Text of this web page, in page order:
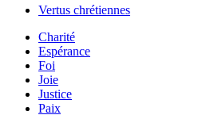
Vertus chrétiennes
Charité
Espérance
Foi
Joie
Justice
Paix